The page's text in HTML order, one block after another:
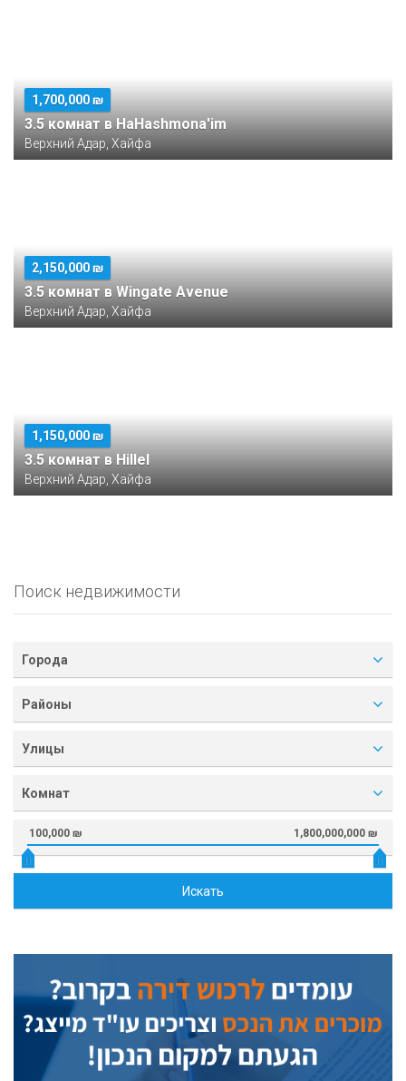
1,700,000 ₪
3.5 комнат в HaHashmona'im
Верхний Адар, Хайфа
2,150,000 ₪
3.5 комнат в Wingate Avenue
Верхний Адар, Хайфа
1,150,000 ₪
3.5 комнат в Hillel
Верхний Адар, Хайфа
Поиск недвижимости
Города
Районы
Улицы
Комнат
100,000 ₪ 1,800,000,000 ₪
Искать